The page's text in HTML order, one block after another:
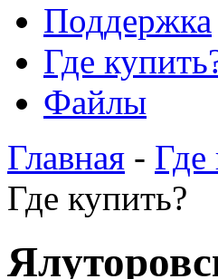
Поддержка
Где
Файлы
Главная - Где
Где купить?